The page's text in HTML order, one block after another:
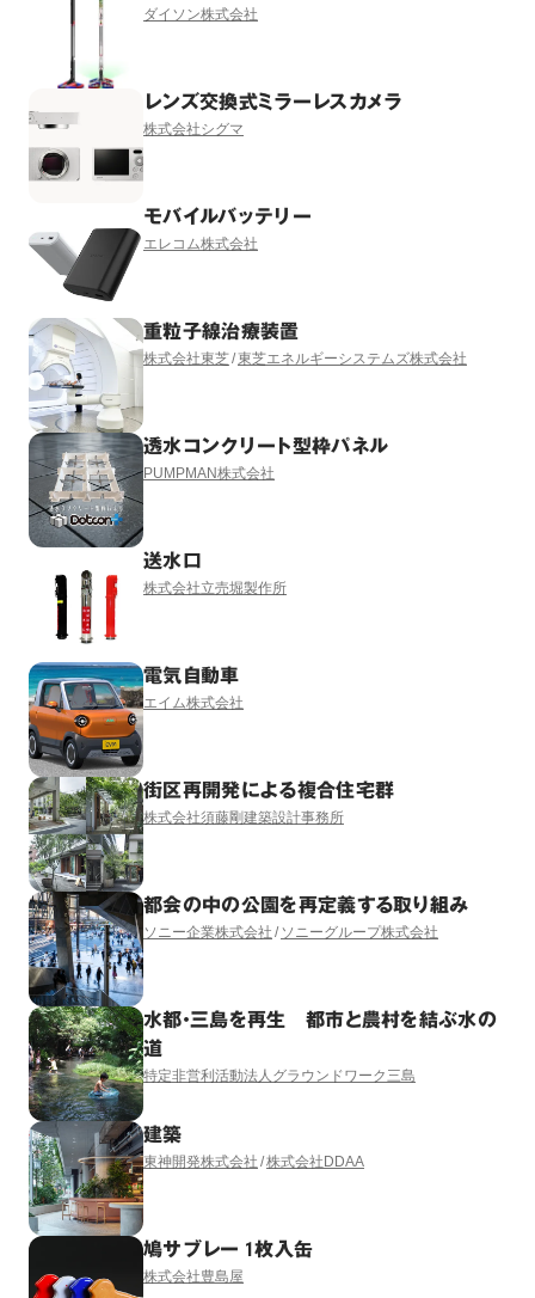
ダイソン株式会社
レンズ交換式ミラーレスカメラ
株式会社シグマ
モバイルバッテリー
エレコム株式会社
重粒子線治療装置
株式会社東芝 東芝エネルギーシステムズ株式会社
透水コンクリート型枠パネル
PUMPMAN株式会社
送水口
株式会社立売堀製作所
電気自動車
エイム株式会社
街区再開発による複合住宅群
株式会社須藤剛建築設計事務所
都会の中の公園を再定義する取り組み
ソニー企業株式会社 ソニーグループ株式会社
水都・三島を再生 都市と農村を結ぶ水の
道
特定非営利活動法人グラウンドワーク三島
建築
東神開発株式会社 株式会社DDAA
鳩サブレー 1枚入缶
株式会社豊島屋